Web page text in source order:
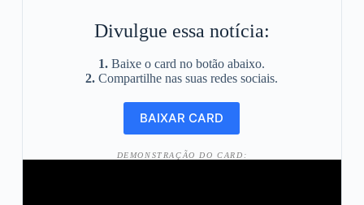
Divulgue essa notícia:
1. Baixe o card no botão abaixo.
2. Compartilhe nas suas redes sociais.
DEMONSTRAÇÃO DO CARD: